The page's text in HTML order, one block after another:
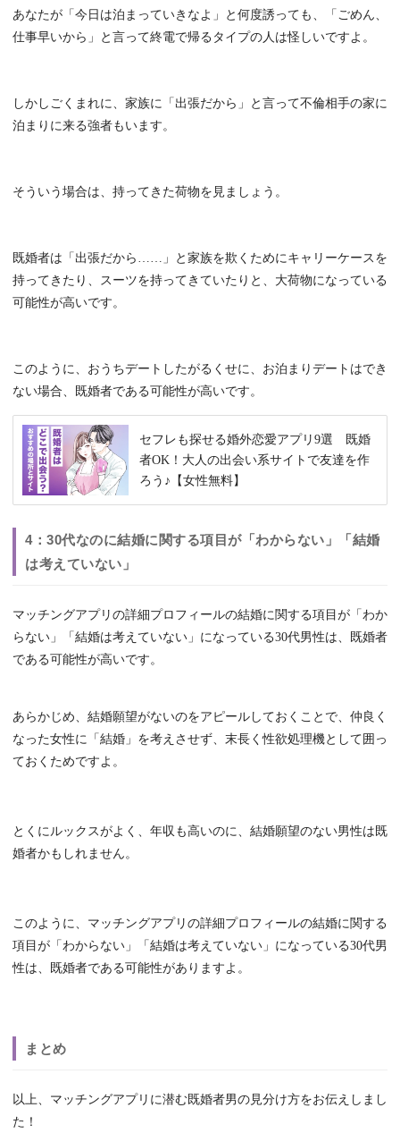
あなたが「今日は泊まっていきなよ」と何度誘っても、「ごめん、
仕事早いから」と言って終電で帰るタイプの人は怪しいですよ。
しかしごくまれに、家族に「出張だから」と言って不倫相手の家に
泊まりに来る強者もいます。
そういう場合は、持ってきた荷物を見ましょう。
既婚者は「出張だから……」と家族を欺くためにキャリーケースを
持ってきたり、スーツを持ってきていたりと、大荷物になっている
可能性が高いです。
このように、おうちデートしたがるくせに、お泊まりデートはでき
ない場合、既婚者である可能性が高いです。
セフレも探せる婚外恋愛アプリ9選 既婚
者OK！大人の出会い系サイトで友達を作
ろう♪【女性無料】
4：30代なのに結婚に関する項目が「わからない」「結婚
は考えていない」
マッチングアプリの詳細プロフィールの結婚に関する項目が「わか
らない」「結婚は考えていない」になっている30代男性は、既婚者
である可能性が高いです。
あらかじめ、結婚願望がないのをアピールしておくことで、仲良く
なった女性に「結婚」を考えさせず、末長く性欲処理機として囲っ
ておくためですよ。
とくにルックスがよく、年収も高いのに、結婚願望のない男性は既
婚者かもしれません。
このように、マッチングアプリの詳細プロフィールの結婚に関する
項目が「わからない」「結婚は考えていない」になっている30代男
性は、既婚者である可能性がありますよ。
まとめ
以上、マッチングアプリに潜む既婚者男の見分け方をお伝えしまし
た！